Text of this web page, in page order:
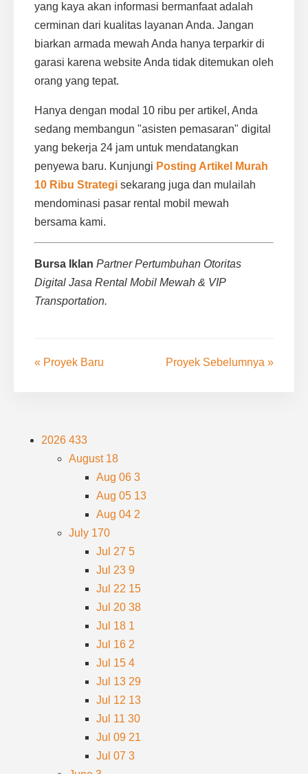
yang kaya akan informasi bermanfaat adalah
cerminan dari kualitas layanan Anda. Jangan
biarkan armada mewah Anda hanya terparkir di
garasi karena website Anda tidak ditemukan oleh
orang yang tepat.
Hanya dengan modal 10 ribu per artikel, Anda
sedang membangun "asisten pemasaran" digital
yang bekerja 24 jam untuk mendatangkan
penyewa baru. Kunjungi Posting Artikel Murah
10 Ribu Strategi sekarang juga dan mulailah
mendominasi pasar rental mobil mewah
bersama kami.
Bursa Iklan Partner Pertumbuhan Otoritas
Digital Jasa Rental Mobil Mewah & VIP
Transportation.
« Proyek Baru Proyek Sebelumnya »
2026 433
August 18
Aug 06 3
Aug 05 13
Aug 04 2
July 170
Jul 27 5
Jul 23 9
Jul 22 15
Jul 20 38
Jul 18 1
Jul 16 2
Jul 15 4
Jul 13 29
Jul 12 13
Jul 11 30
Jul 09 21
Jul 07 3